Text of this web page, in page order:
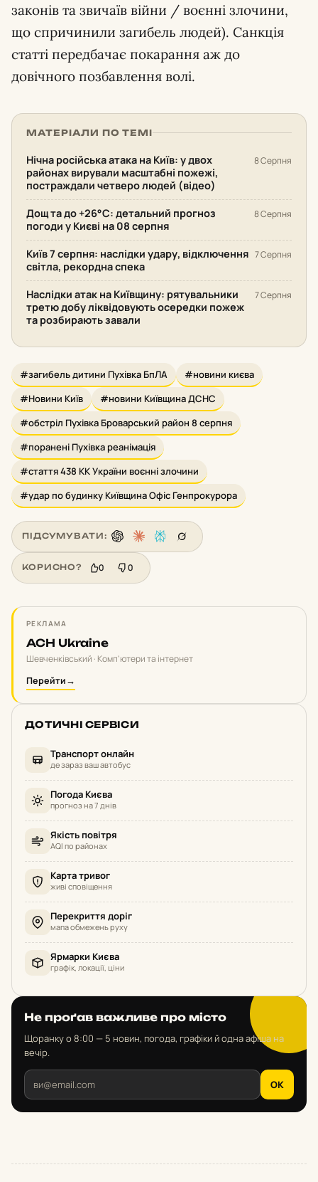
законів та звичаїв війни / воєнні злочини,
що спричинили загибель людей). Санкція
статті передбачає покарання аж до
довічного позбавлення волі.
МАТЕРІАЛИ ПО ТЕМІ
Нічна російська атака на Київ: у двох
районах вирували масштабні пожежі,
постраждали четверо людей (відео)
8 Серпня
Дощ та до +26°С: детальний прогноз
погоди у Києві на 08 серпня
8 Серпня
Київ 7 серпня: наслідки удару, відключення
світла, рекордна спека
7 Серпня
Наслідки атак на Київщину: рятувальники
третю добу ліквідовують осередки пожеж
та розбирають завали
7 Серпня
#загибель дитини Пухівка БпЛА
#новини києва
#Новини Київ
#новини Київщина ДСНС
#обстріл Пухівка Броварський район 8 серпня
#поранені Пухівка реанімація
#стаття 438 КК України воєнні злочини
#удар по будинку Київщина Офіс Генпрокурора
ПІДСУМУВАТИ:
КОРИСНО? 0 0
РЕКЛАМА
ACH Ukraine
Шевченківський · Комп'ютери та інтернет
Перейти→
ДОТИЧНІ СЕРВІСИ
Транспорт онлайн
де зараз ваш автобус
Погода Києва
прогноз на 7 днів
Якість повітря
AQI по районах
Карта тривог
живі сповіщення
Перекриття доріг
мапа обмежень руху
Ярмарки Києва
графік, локації, ціни
Не проґав важливе про місто
Щоранку о 8:00 — 5 новин, погода, графіки й одна афіша на
вечір.
OK